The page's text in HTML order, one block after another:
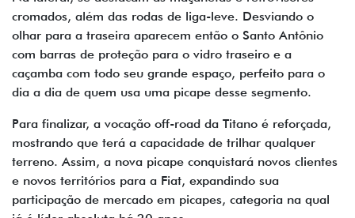
cromados, além das rodas de liga-leve. Desviando o
olhar para a traseira aparecem então o Santo Antônio
com barras de proteção para o vidro traseiro e a
caçamba com todo seu grande espaço, perfeito para o
dia a dia de quem usa uma picape desse segmento.
Para finalizar, a vocação off-road da Titano é reforçada,
mostrando que terá a capacidade de trilhar qualquer
terreno. Assim, a nova picape conquistará novos clientes
e novos territórios para a Fiat, expandindo sua
participação de mercado em picapes, categoria na qual